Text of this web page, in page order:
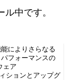
中です。
によりさらなる
フォーマンスの
ェア
ションとアップグ